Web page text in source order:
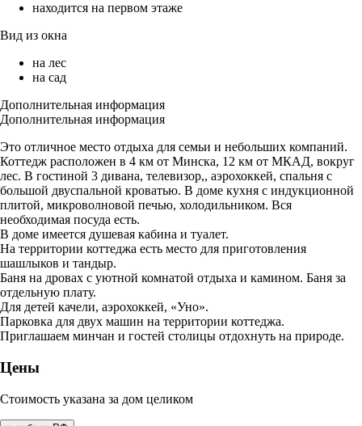
находится на первом этаже
Вид из окна
на лес
на сад
Дополнительная информация
Дополнительная информация
Это отличное место отдыха для семьи и небольших компаний.
Коттедж расположен в 4 км от Минска, 12 км от МКАД, вокруг
лес. В гостиной 3 дивана, телевизор,, аэрохоккей, спальня с
большой двуспальной кроватью. В доме кухня с индукционной
плитой, микроволновой печью, холодильником. Вся
необходимая посуда есть.
В доме имеется душевая кабина и туалет.
На территории коттеджа есть место для приготовления
шашлыков и тандыр.
Баня на дровах с уютной комнатой отдыха и камином. Баня за
отдельную плату.
Для детей качели, аэрохоккей, «Уно».
Парковка для двух машин на территории коттеджа.
Приглашаем минчан и гостей столицы отдохнуть на природе.
Цены
Стоимость указана за дом целиком